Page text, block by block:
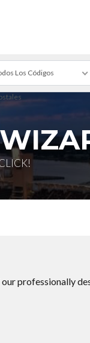
Los Códigos
professionally